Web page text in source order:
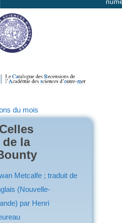
du mois
Celles
de la
Metcalfe ; traduit de
(Nouvelle-
par Henri